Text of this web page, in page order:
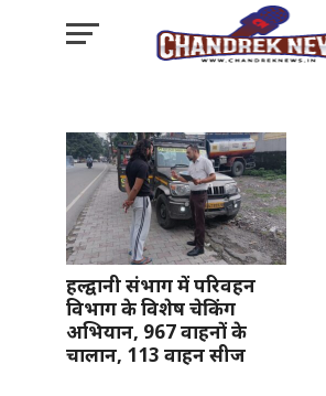
हल्द्वानी संभाग में परिवहन
विभाग के विशेष चेकिंग
अभियान, 967 वाहनों के
चालान, 113 वाहन सीज